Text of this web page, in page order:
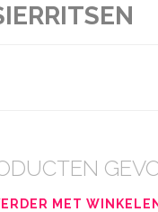
MET WINKELEN